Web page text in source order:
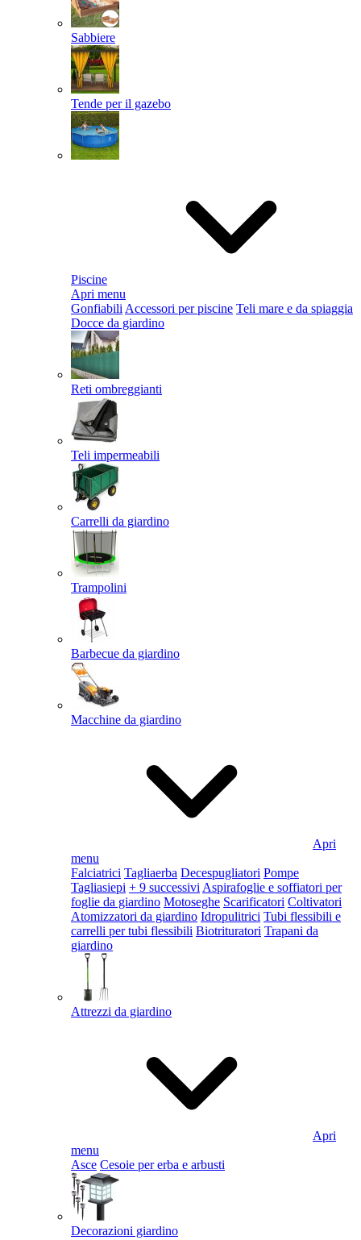
Sabbiere
Tende per il gazebo
Piscine
Apri menu
Gonfiabili Accessori per piscine Teli mare e da spiaggia
Docce da giardino
Reti ombreggianti
Teli impermeabili
Carrelli da giardino
Trampolini
Barbecue da giardino
Macchine da giardino
Apri
menu
Falciatrici Tagliaerba Decespugliatori Pompe
Tagliasiepi + 9 successivi Aspirafoglie e soffiatori per
foglie da giardino Motoseghe Scarificatori Coltivatori
Atomizzatori da giardino Idropulitrici Tubi flessibili e
carrelli per tubi flessibili Biotrituratori Trapani da
giardino
Attrezzi da giardino
Apri
menu
Asce Cesoie per erba e arbusti
Decorazioni giardino